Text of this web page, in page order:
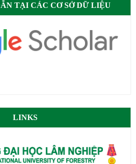
TẠI CÁC CƠ SỞ DỮ LIỆU
LINKS